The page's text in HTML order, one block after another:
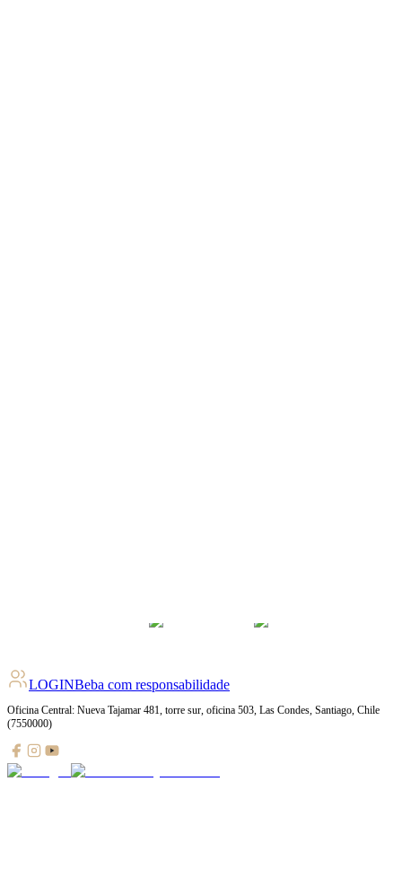
LOGINBeba com responsabilidade
Oficina Central: Nueva Tajamar 481, torre sur, oficina 503, Las Condes, Santiago, Chile
(7550000)